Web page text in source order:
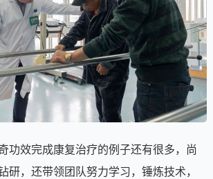
功效完成康复治疗的例子还有很多，尚
研，还带领团队努力学习，锤炼技术，